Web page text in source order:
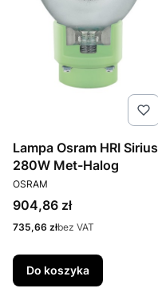
Lampa Osram HRI Sirius
280W Met-Halog
PRODUCENT
OSRAM
Cena
904,86 zł
Cena
735,66 złbez VAT
Do koszyka